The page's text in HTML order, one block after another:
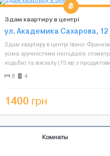
Здам квартиру в центрі
ул. Академика Сахарова, 12
Здам квартиру в центрі Івано-
усіма зручностями неподалік
ходьби) та вокзалу (15 хв) з
магазинами поблизу та можливістю
припаркуватись поряд з будинком
8 4
1400 грн
Комнаты